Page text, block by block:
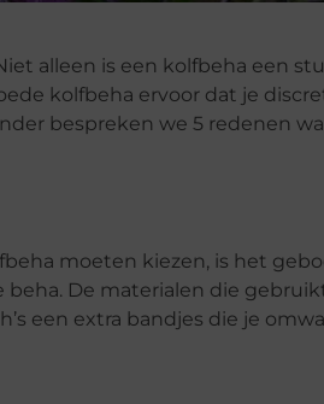
alleen is een kolfbeha een
kolfbeha ervoor dat je
bespreken we 5 redenen
moeten kiezen, is het
De materialen die
een extra bandjes die je